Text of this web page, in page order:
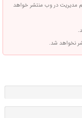
مدیریت در وب منتشر خواهد
نخواهد شد.